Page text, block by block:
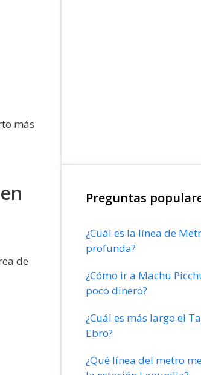
más
de
Preguntas
¿Cuál es la línea de
profunda?
¿Cómo ir a Machu
poco dinero?
¿Cuál es más largo el
Ebro?
¿Qué línea del metro